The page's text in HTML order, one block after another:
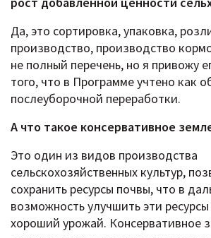
Да, это сортировка, упаковка,
производство, производство
не полный перечень, но я привожу
того, что в Программе учтено как
послеуборочной переработки.
А что такое консервативное
Это один из видов производства
сельскохозяйственных культур,
сохранить ресурсы почвы, что в
возможность улучшить эти
хороший урожай. Консервативное